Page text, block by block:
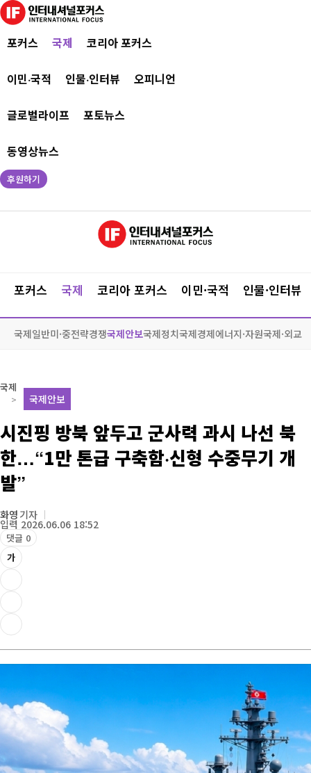
포커스 국제 코리아 포커스
이민·국적 인물·인터뷰 오피니언
글로벌라이프 포토뉴스
동영상뉴스
후원하기
포커스 국제 코리아 포커스 이민·국적 인물·인터뷰
국제일반미·중전략경쟁국제안보국제정치국제경제에너지·자원국제·외교
국제
국제안보
시진핑 방북 앞두고 군사력 과시 나선 북
한…“1만 톤급 구축함·신형 수중무기 개
발”
화영 기자
입력 2026.06.06 18:52
댓글 0
가